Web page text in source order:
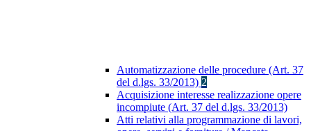
Automatizzazione delle procedure (Art. 37
del d.lgs. 33/2013) 2
Acquisizione interesse realizzazione opere
incompiute (Art. 37 del d.lgs. 33/2013)
Atti relativi alla programmazione di lavori,